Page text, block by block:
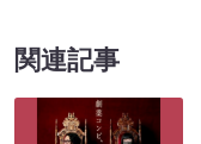
関連記事